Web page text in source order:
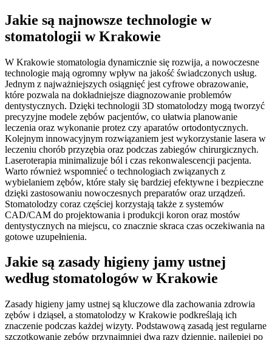
Jakie są najnowsze technologie w
stomatologii w Krakowie
W Krakowie stomatologia dynamicznie się rozwija, a nowoczesne
technologie mają ogromny wpływ na jakość świadczonych usług.
Jednym z najważniejszych osiągnięć jest cyfrowe obrazowanie,
które pozwala na dokładniejsze diagnozowanie problemów
dentystycznych. Dzięki technologii 3D stomatolodzy mogą tworzyć
precyzyjne modele zębów pacjentów, co ułatwia planowanie
leczenia oraz wykonanie protez czy aparatów ortodontycznych.
Kolejnym innowacyjnym rozwiązaniem jest wykorzystanie lasera w
leczeniu chorób przyzębia oraz podczas zabiegów chirurgicznych.
Laseroterapia minimalizuje ból i czas rekonwalescencji pacjenta.
Warto również wspomnieć o technologiach związanych z
wybielaniem zębów, które stały się bardziej efektywne i bezpieczne
dzięki zastosowaniu nowoczesnych preparatów oraz urządzeń.
Stomatolodzy coraz częściej korzystają także z systemów
CAD/CAM do projektowania i produkcji koron oraz mostów
dentystycznych na miejscu, co znacznie skraca czas oczekiwania na
gotowe uzupełnienia.
Jakie są zasady higieny jamy ustnej
według stomatologów w Krakowie
Zasady higieny jamy ustnej są kluczowe dla zachowania zdrowia
zębów i dziąseł, a stomatolodzy w Krakowie podkreślają ich
znaczenie podczas każdej wizyty. Podstawową zasadą jest regularne
szczotkowanie zębów przynajmniej dwa razy dziennie, najlepiej po